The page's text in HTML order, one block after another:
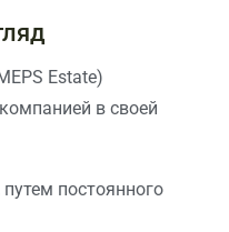
Estate)
в своей
постоянного